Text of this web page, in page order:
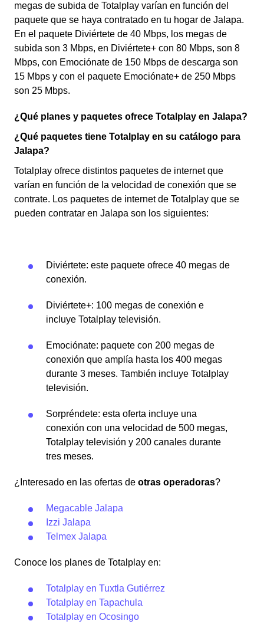
megas de subida de Totalplay varían en función del
paquete que se haya contratado en tu hogar de Jalapa.
En el paquete Diviértete de 40 Mbps, los megas de
subida son 3 Mbps, en Diviértete+ con 80 Mbps, son 8
Mbps, con Emociónate de 150 Mbps de descarga son
15 Mbps y con el paquete Emociónate+ de 250 Mbps
son 25 Mbps.
¿Qué planes y paquetes ofrece Totalplay en Jalapa?
¿Qué paquetes tiene Totalplay en su catálogo para
Jalapa?
Totalplay ofrece distintos paquetes de internet que
varían en función de la velocidad de conexión que se
contrate. Los paquetes de internet de Totalplay que se
pueden contratar en Jalapa son los siguientes:
Diviértete: este paquete ofrece 40 megas de
conexión.
Diviértete+: 100 megas de conexión e
incluye Totalplay televisión.
Emociónate: paquete con 200 megas de
conexión que amplía hasta los 400 megas
durante 3 meses. También incluye Totalplay
televisión.
Sorpréndete: esta oferta incluye una
conexión con una velocidad de 500 megas,
Totalplay televisión y 200 canales durante
tres meses.
¿Interesado en las ofertas de otras operadoras?
Megacable Jalapa
Izzi Jalapa
Telmex Jalapa
Conoce los planes de Totalplay en:
Totalplay en Tuxtla Gutiérrez
Totalplay en Tapachula
Totalplay en Ocosingo